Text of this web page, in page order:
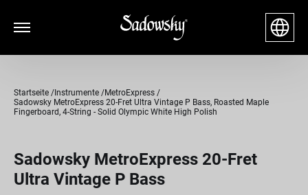
Startseite Instrumente
MetroExpress
Sadowsky MetroExpress 20-Fret Ultra Vintage P Bass, Roasted Maple
Fingerboard, 4-String - Solid Olympic White High Polish
Sadowsky MetroExpress 20-Fret
Ultra Vintage P Bass